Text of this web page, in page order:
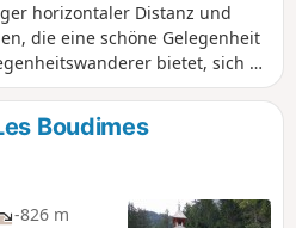
horizontaler Distanz und
die eine schöne Gelegenheit
bietet, sich an
heranzutasten. In einer sehr
man zu zwei reizvollen
oder längere Varianten.
Boudimes
-826 m